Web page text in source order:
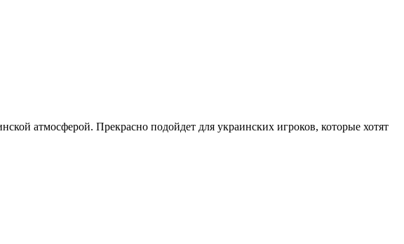
атмосферой. Прекрасно подойдет для украинских игроков, которые хотят